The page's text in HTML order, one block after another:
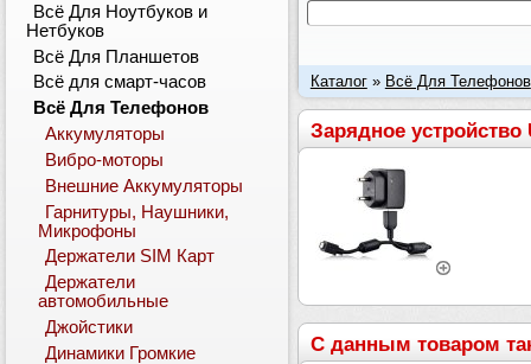
Каталог» Всё Для Телефонов
EC700 micro USB
Зарядное
С данным товаром
Всё Для Ноутбуков и
Нетбуков
Всё Для Планшетов
Всё для смарт-часов
Всё Для Телефонов
Аккумуляторы
Вибро-моторы
Внешние Аккумуляторы
Гарнитуры, Наушники,
Микрофоны
Держатели SIM Карт
Держатели
автомобильные
Джойстики
Динамики Громкие